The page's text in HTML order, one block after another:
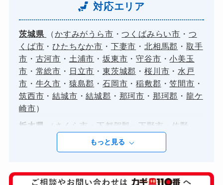
対応エリア
茨城県 （かすみがうら市 ・つくばみらい市 ・ つ
くば市 ・ ひたちなか市 ・ 下妻市 ・北相馬郡 ・取手
市 ・ 古河市 ・ 土浦市 ・ 坂東市 ・守谷市 ・小美玉
市 ・ 常総市 ・ 日立市 ・ 東茨城郡 ・桜川市 ・ 水戸
市 ・ 牛久市 ・ 猿島郡 ・ 石岡市 ・稲敷郡 ・笠間市 ・
筑西市 ・結城市 ・結城郡 ・ 那珂市 ・ 那珂郡 ・龍ケ
崎市）
栃木県
（ さくら市 下都賀郡 ・下野市
佐野
大田原市 ・ 宇都宮市
河内郡・真岡市・矢板市・芳賀郡・
群馬県（みどり市 ・伊勢崎市 ・佐波郡・前橋
もっと見る